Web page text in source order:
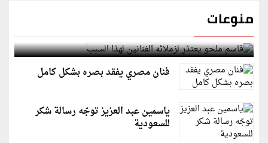
منوعات
قاسم ملحو يعتذر لزملائه الفنانين لهذا السبب
فنان مصري يفقد بصره بشكل كامل
ياسمين عبد العزيز توجّه رسالة شكر
للسعودية